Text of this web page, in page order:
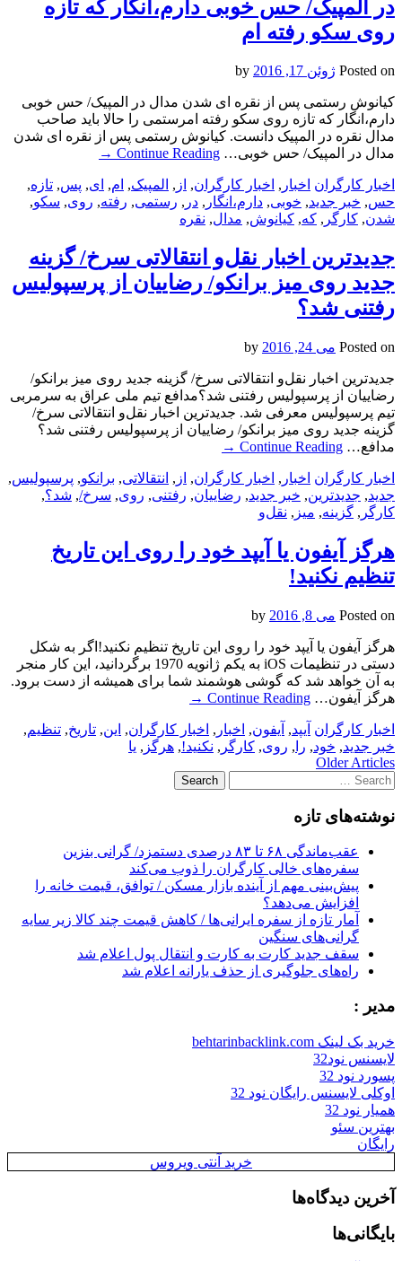
در المپیک/ حس خوبی دارم،انگار که تازه
روی سکو رفته ام
Posted on ژوئن 17, 2016
کیانوش رستمی پس از نقره ای شدن مدال در المپیک/ حس خوبی
دارم،انگار که تازه روی سکو رفته امرستمی را حالا باید صاحب
مدال نقره در المپیک دانست. کیانوش رستمی پس از نقره ای شدن
مدال در المپیک/ حس خوبی… Continue Reading
→
اخبار کارگران اخبار , اخبار کارگران, از , المپیک, ام, ای, پس, تازه,
حس, خبر جدید, خوبی, دارم،انگار , در , رستمی, رفته, روی, سکو,
شدن, کارگر , که, کیانوش, مدال, نقره
جدیدترین اخبار نقل‌و انتقالاتی سرخ/ گزینه
جدید روی میز برانکو/ رضاییان از پرسپولیس
رفتنی شد؟
Posted on می 24, 2016
جدیدترین اخبار نقل‌و انتقالاتی سرخ/ گزینه جدید روی میز برانکو/
رضاییان از پرسپولیس رفتنی شد؟مدافع تیم ملی عراق به سرمربی
تیم پرسپولیس معرفی شد. جدیدترین اخبار نقل‌و انتقالاتی سرخ/
گزینه جدید روی میز برانکو/ رضاییان از پرسپولیس رفتنی شد؟
مدافع… Continue Reading
→
اخبار کارگران اخبار , اخبار کارگران, از , انتقالاتی, برانکو, پرسپولیس,
جدید, جدیدترین, خبر جدید, رضاییان, رفتنی, روی, سرخ/, شد؟,
کارگر , گزینه, میز , نقل‌و
هرگز آیفون یا آیپد خود را روی این تاریخ
تنظیم نکنید!
Posted on می 8, 2016
هرگز آیفون یا آیپد خود را روی این تاریخ تنظیم نکنید!اگر به شکل
دستی در تنظیمات iOS به یکم ژانویه 1970 برگردانید، این کار منجر
به آن خواهد شد که گوشی هوشمند شما برای همیشه از دست برود.
هرگز آیفون… Continue Reading
→
اخبار کارگران آیپد, آیفون, اخبار , اخبار کارگران, این, تاریخ, تنظیم,
خبر جدید, خود, را , روی, کارگر , نکنید!, هرگز , یا
Post
navigation
Older Articles
Search
for:
نوشته‌های تازه
عقب‌ماندگی ۶۸ تا ۸۳ درصدی دستمزد/ گرانی بنزین
سفره‌های خالی کارگران را ذوب می‌کند
پیش‌بینی مهم از آینده بازار مسکن / توافق، قیمت خانه را
افزایش می‌دهد؟
آمار تازه از سفره ایرانی‌ها / کاهش قیمت چند کالا زیر سایه
گرانی‌های سنگین
سقف جدید کارت به کارت و انتقال پول اعلام شد
راه‌های جلوگیری از حذف یارانه اعلام شد
مدیر :
خرید بک لینک behtarinbacklink.com
لایسنس نود32
پسورد نود 32
اوکلی لایسنس رایگان نود 32
همیار نود 32
بهترین سئو
رایگان
خرید آنتی ویروس
آخرین دیدگاه‌ها
بایگانی‌ها